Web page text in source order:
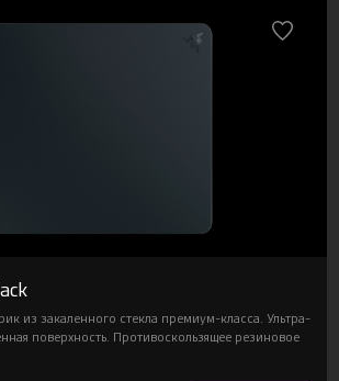
из закаленного стекла премиум-класса. Ультра-
поверхность. Противоскользящее резиновое